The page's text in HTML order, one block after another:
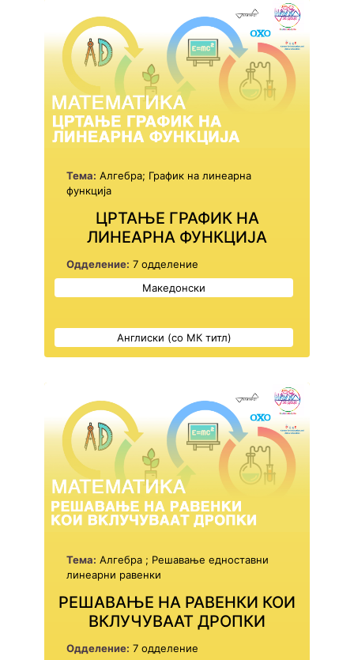
Тема: Алгебра; График на линеарна
функција
ЦРТАЊЕ ГРАФИК НА
ЛИНЕАРНА ФУНКЦИЈА
Одделение: 7 одделение
Англиски (со МК титл)
Македонски
Тема: Алгебра ; Решавање едноставни
линеарни равенки
РЕШАВАЊЕ НА РАВЕНКИ КОИ
ВКЛУЧУВААТ ДРОПКИ
Одделение: 7 одделение